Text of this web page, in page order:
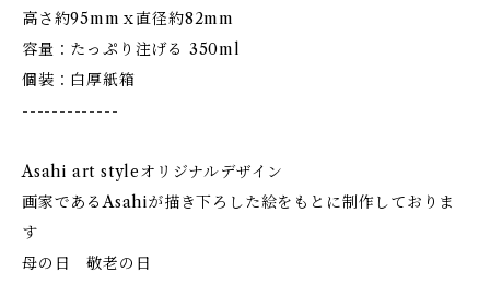
高さ約95mmｘ直径約82mm
容量：たっぷり注げる 350ml
個装：白厚紙箱
-------------
Asahi art styleオリジナルデザイン
画家であるAsahiが描き下ろした絵をもとに制作しておりま
す
母の日 敬老の日